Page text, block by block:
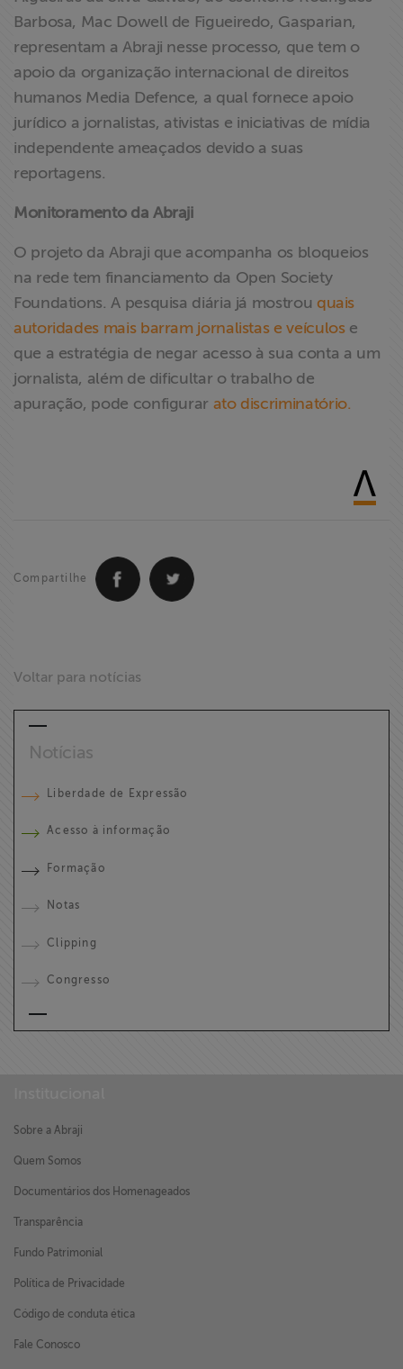
Barbosa, Mac Dowell de Figueiredo, Gasparian,
representam a Abraji nesse processo, que tem o
apoio da organização internacional de direitos
humanos Media Defence, a qual fornece apoio
jurídico a jornalistas, ativistas e iniciativas de mídia
independente ameaçados devido a suas
reportagens.
Monitoramento da Abraji
O projeto da Abraji que acompanha os bloqueios
na rede tem financiamento da Open Society
Foundations. A pesquisa diária já mostrou quais
autoridades mais barram jornalistas e veículos e
que a estratégia de negar acesso à sua conta a um
jornalista, além de dificultar o trabalho de
apuração, pode configurar ato discriminatório.
Compartilhe
Voltar para notícias
Notícias
Liberdade de Expressão
Acesso à informação
Formação
Notas
Clipping
Congresso
Sobre a Abraji
Quem Somos
Documentários dos Homenageados
Transparência
Fundo Patrimonial
Política de Privacidade
Código de conduta ética
Fale Conosco